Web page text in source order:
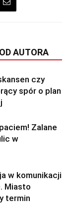
AUTORA
czy
spór o plan
Zalane
w
w komunikacji
Miasto
termin